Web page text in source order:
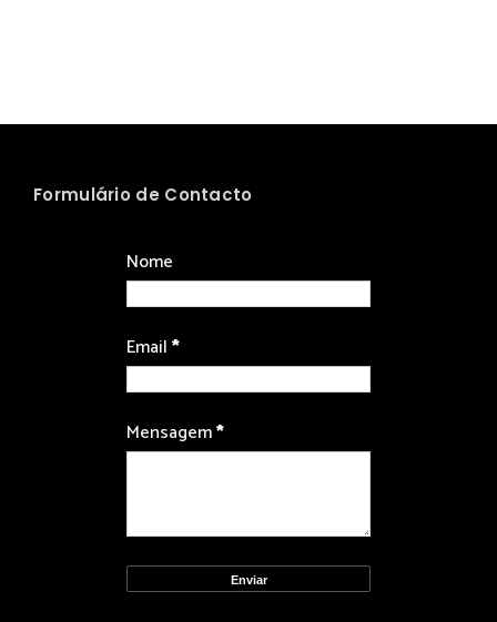
Formulário de Contacto
Nome
Email*
Mensagem*